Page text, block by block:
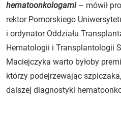
hematoonkologami – mówił
rektor Pomorskiego
i ordynator Oddziału
Hematologii i Transplantologii
Maciejczyka warto byłoby
którzy podejrzewając
dalszej diagnostyki